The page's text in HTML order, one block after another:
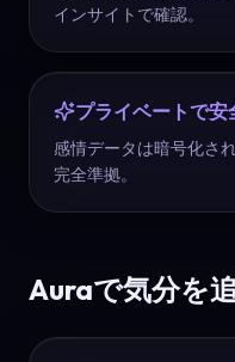
インサイトで確認。
プライベートで安
感情データは暗号化さ
完全準拠。
Auraで気分を